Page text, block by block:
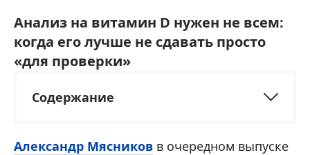
Анализ на витамин D нужен не всем:
когда его лучше не сдавать просто
«для проверки»
Содержание
Александр Мясников в очередном выпуске